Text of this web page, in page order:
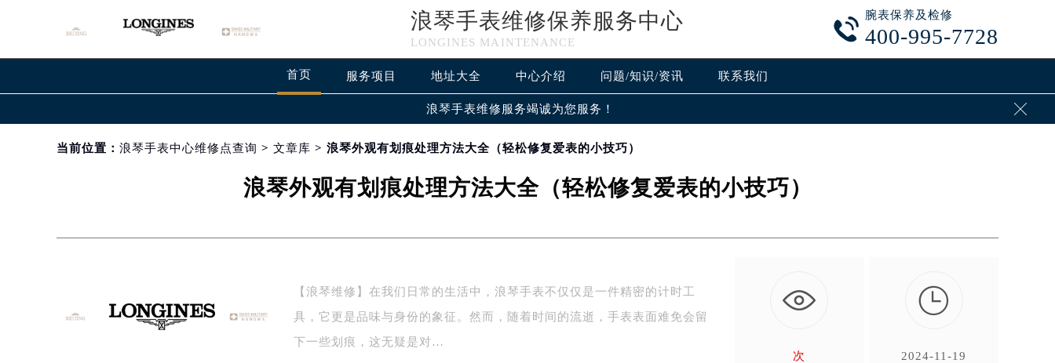
浪琴手表维修保养服务中心
LONGINES MAINTENANCE

腕表保养及检修
400-995-7728
首页 服务项目 地址大全 中心介绍 问题/知识/资讯 联系我们
浪琴手表维修服务竭诚为您服务！ 
当前位置： 浪琴手表中心维修点查询 > 文章库 > 浪琴外观有划痕处理方法大全（轻松修复爱表的小技巧）
浪琴外观有划痕处理方法大全（轻松修复爱表的小技巧）
【浪琴维修】在我们日常的生活中，浪琴手表不仅仅是一件精密的计时工
具，它更是品味与身份的象征。然而，随着时间的流逝，手表表面难免会留
下一些划痕，这无疑是对…
次

2024-11-19